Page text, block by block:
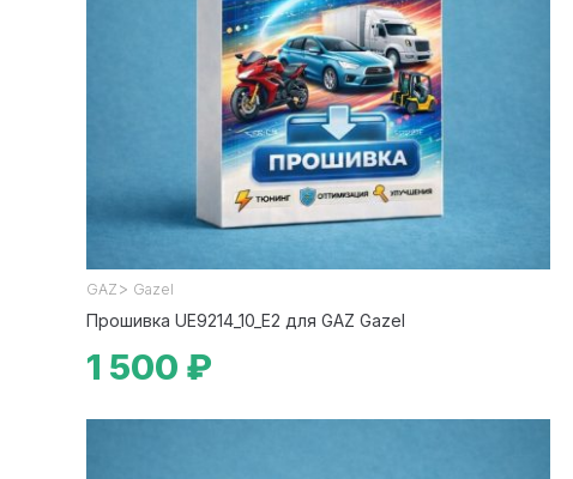
GAZ > Gazel
Прошивка UE9214_10_E2 для GAZ Gazel
1 500 ₽